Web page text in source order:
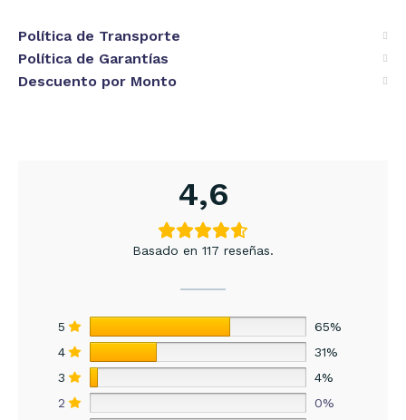
Política de Transporte
Política de Garantías
Descuento por Monto
4,6
Basado en 117 reseñas.
5
65%
4
31%
3
4%
2
0%